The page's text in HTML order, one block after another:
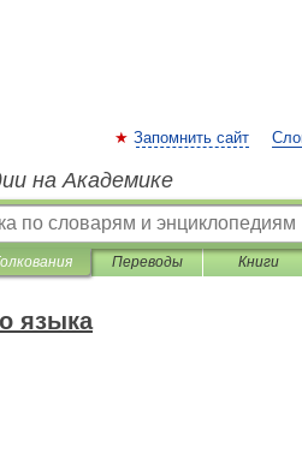
Запомнить сайт
на Академике
Переводы Книги
языка